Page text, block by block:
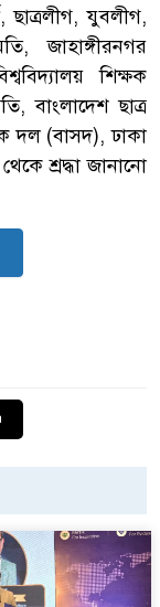
ছাত্রলীগ, যুবলীগ,
জাহাঙ্গীরনগর
শিক্ষক
বাংলাদেশ ছাত্র
দল (বাসদ), ঢাকা
শ্রদ্ধা জানানো